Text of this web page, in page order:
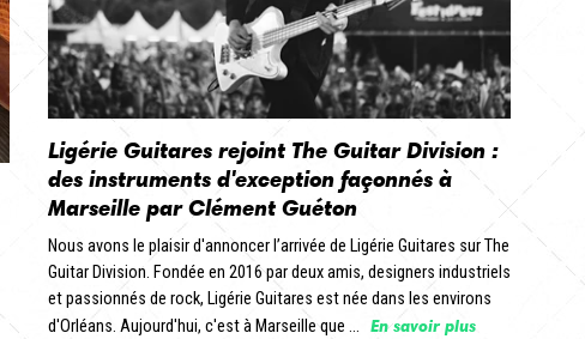
Ligérie Guitares rejoint The Guitar Division :
des instruments d'exception façonnés à
Marseille par Clément Guéton
Nous avons le plaisir d'annoncer l’arrivée de Ligérie Guitares sur The
Guitar Division. Fondée en 2016 par deux amis, designers industriels
et passionnés de rock, Ligérie Guitares est née dans les environs
d'Orléans. Aujourd'hui, c'est à Marseille que ... En savoir plus